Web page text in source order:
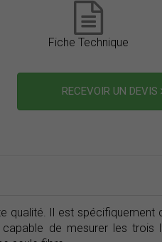
Fiche Technique
RECEVOIR UN DEVIS
qualité. Il est
de mesurer les